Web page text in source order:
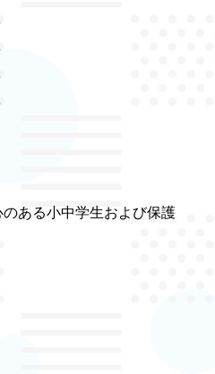
ある小中学生および保護